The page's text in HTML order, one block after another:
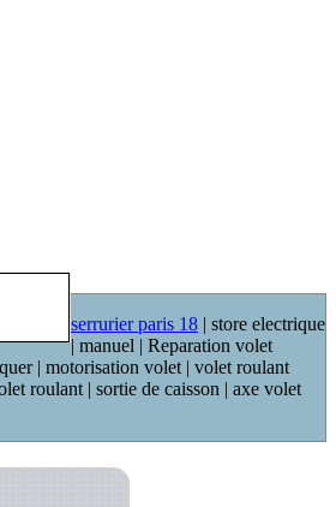
serrurier paris 18 | store electrique
| manuel | Reparation volet
| motorisation volet | volet roulant
roulant | sortie de caisson | axe volet